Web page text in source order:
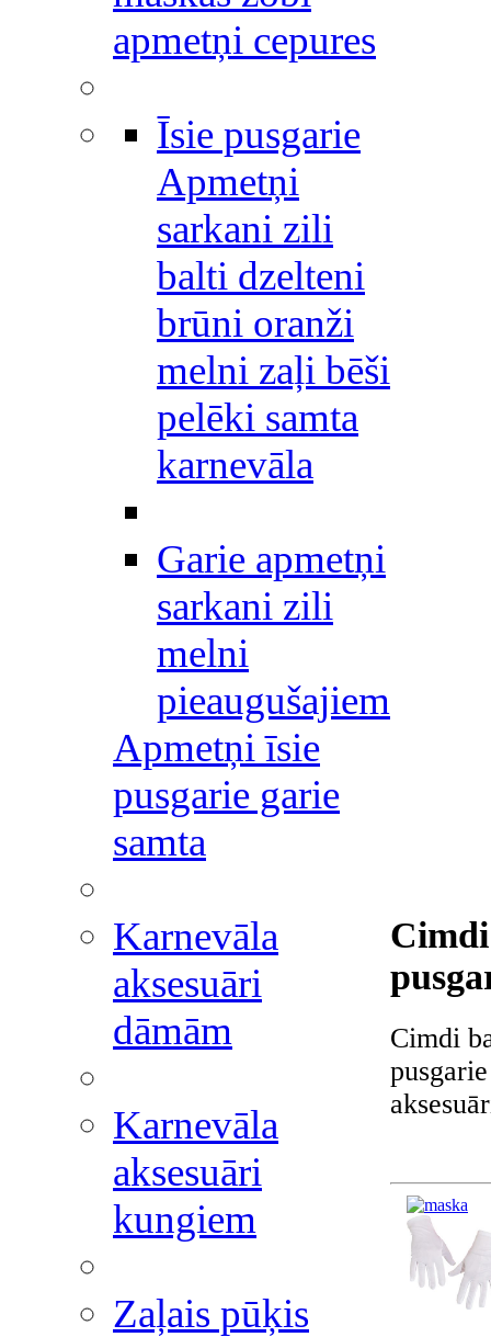
apmetņi cepures
Īsie pusgarie
Apmetņi
sarkani zili
balti dzelteni
brūni oranži
melni zaļi bēši
pelēki samta
karnevāla
Garie apmetņi
sarkani zili
melni
pieaugušajiem
Apmetņi īsie
pusgarie garie
samta
Karnevāla
aksesuāri
dāmām
Karnevāla
aksesuāri
kungiem
Zaļais pūķis
Cimdi